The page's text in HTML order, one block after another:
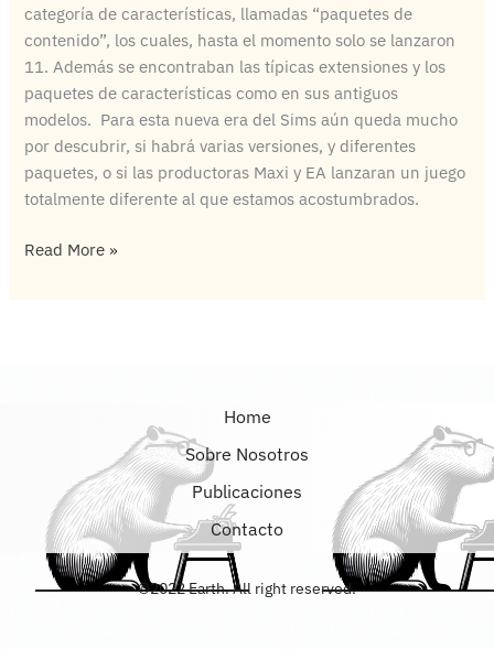
categoría de características, llamadas “paquetes de
contenido”, los cuales, hasta el momento solo se lanzaron
11. Además se encontraban las típicas extensiones y los
paquetes de características como en sus antiguos
modelos. Para esta nueva era del Sims aún queda mucho
por descubrir, si habrá varias versiones, y diferentes
paquetes, o si las productoras Maxi y EA lanzaran un juego
totalmente diferente al que estamos acostumbrados.
Read More »
Home
Sobre Nosotros
Publicaciones
Contacto
©2022 Earth. All right reserved.